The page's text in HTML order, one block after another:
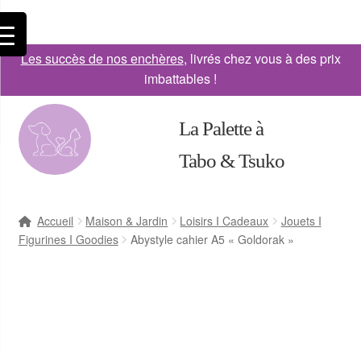
Les succès de nos enchères, livrés chez vous à des prix
imbattables !
La Palette à
Tabo & Tsuko
Accueil Maison & Jardin Loisirs I Cadeaux
Jouets I
Figurines I Goodies
Abystyle cahier A5 « Goldorak »